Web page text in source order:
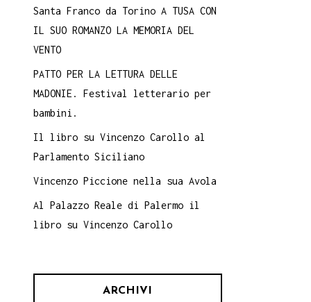
Santa Franco da Torino A TUSA CON
IL SUO ROMANZO LA MEMORIA DEL
VENTO
PATTO PER LA LETTURA DELLE
MADONIE. Festival letterario per
bambini.
Il libro su Vincenzo Carollo al
Parlamento Siciliano
Vincenzo Piccione nella sua Avola
Al Palazzo Reale di Palermo il
libro su Vincenzo Carollo
ARCHIVI